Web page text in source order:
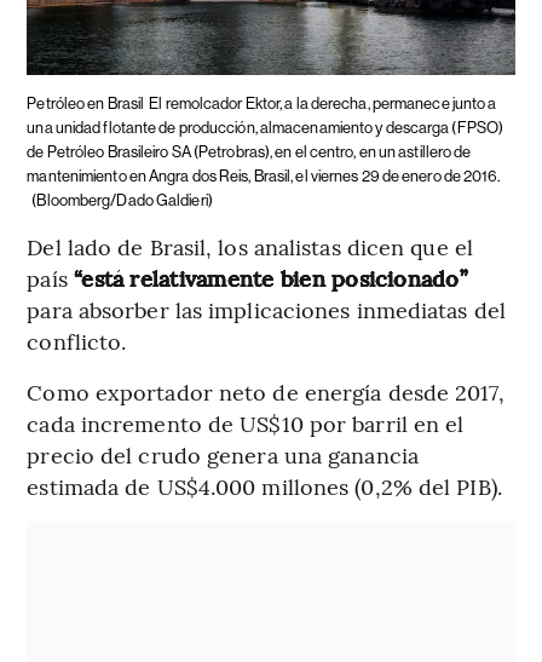
Petróleo en Brasil El remolcador Ektor, a la derecha, permanece junto a
una unidad flotante de producción, almacenamiento y descarga (FPSO)
de Petróleo Brasileiro SA (Petrobras), en el centro, en un astillero de
mantenimiento en Angra dos Reis, Brasil, el viernes 29 de enero de 2016.
(Bloomberg/Dado Galdieri)
Del lado de Brasil, los analistas dicen que el
país“está relativamente bien posicionado”
para absorber las implicaciones inmediatas del
conflicto.
Como exportador neto de energía desde 2017,
cada incremento de US$10 por barril en el
precio del crudo genera una ganancia
estimada de US$4.000 millones (0,2% del PIB).